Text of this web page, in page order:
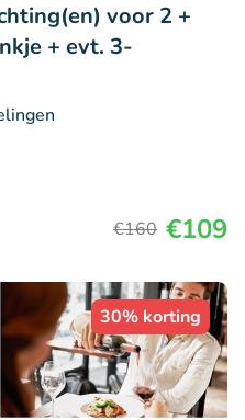
voor 2 +
+ evt. 3-
€160 €109
30% korting